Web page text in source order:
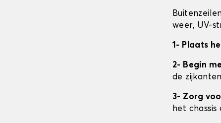
weer, UV-
1- Plaats
2- Begin
de
3- Zorg
het